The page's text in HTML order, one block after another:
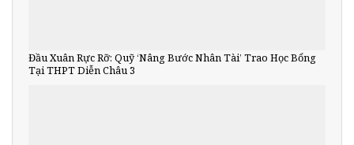
Đầu Xuân Rực Rỡ: Quỹ ‘Nâng Bước Nhân Tài’ Trao Học Bổng
Tại THPT Diễn Châu 3